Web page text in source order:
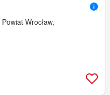
Wrocław,